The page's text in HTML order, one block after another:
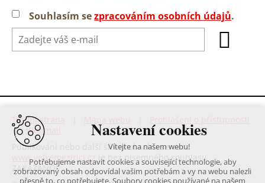
Souhlasím sezpracováním osobních údajů.
Titulní strana
| Webmail
Publikování nebo další šíření obsahu serveru
www.velkemezirici.cz
je bez písemného souhlasu
ZAKÁZÁNO!
Nastavení cookies
Vítejte na našem webu!
Potřebujeme nastavit cookies a související technologie, aby
zobrazovaný obsah odpovídal vašim potřebám a vy na webu nalezli
přesně to, co potřebujete. Soubory cookies používané na našem